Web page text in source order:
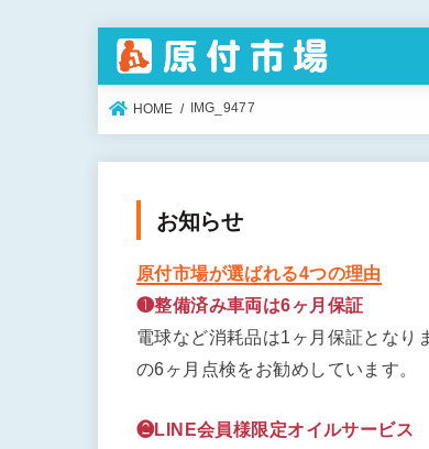
HOME IMG_9477
お知らせ
原付市場が選ばれる4つの理由
❶整備済み車両は6ヶ月保証
電球など消耗品は1ヶ月保証となり
の6ヶ月点検をお勧めしています。
❷LINE会員様限定オイルサービス